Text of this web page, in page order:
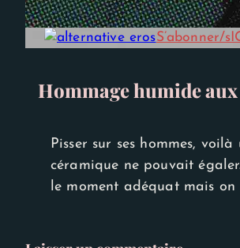
S’abonner/
Hommage humide
Pisser sur ses hommes,
céramique ne pouvait
le moment adéquat mais
sont pas
facultatifs. Ils
nécessaires au
fonctionnement